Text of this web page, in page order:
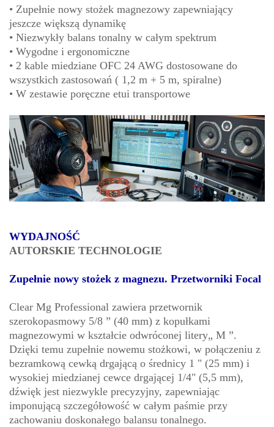
• Zupełnie nowy stożek magnezowy zapewniający
jeszcze większą dynamikę
• Niezwykły balans tonalny w całym spektrum
• Wygodne i ergonomiczne
• 2 kable miedziane OFC 24 AWG dostosowane do
wszystkich zastosowań ( 1,2 m + 5 m, spiralne)
• W zestawie poręczne etui transportowe
WYDAJNOŚĆ
AUTORSKIE TECHNOLOGIE
Zupełnie nowy stożek z magnezu. Przetworniki Focal
Clear Mg Professional zawiera przetwornik
szerokopasmowy 5/8 ” (40 mm) z kopułkami
magnezowymi w kształcie odwróconej litery„ M ”.
Dzięki temu zupełnie nowemu stożkowi, w połączeniu z
bezramkową cewką drgającą o średnicy 1 " (25 mm) i
wysokiej miedzianej cewce drgającej 1/4" (5,5 mm),
dźwięk jest niezwykle precyzyjny, zapewniając
imponującą szczegółowość w całym paśmie przy
zachowaniu doskonałego balansu tonalnego.